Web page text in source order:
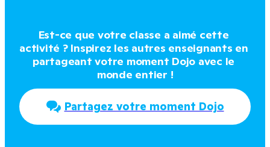
Est-ce que votre classe a aimé cette
activité ? Inspirez les autres enseignants en
partageant votre moment Dojo avec le
monde entier !
Partagez votre moment Dojo